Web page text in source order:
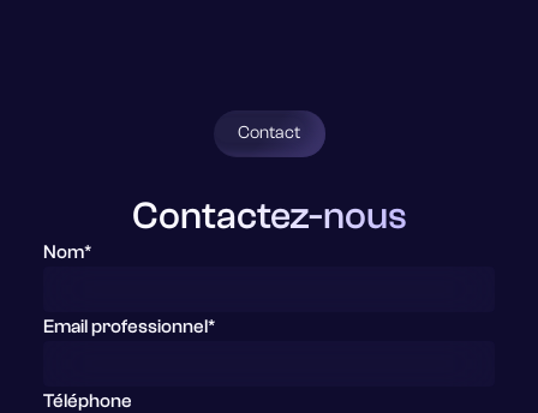
Contact
Contactez-nous
Nom*
Email professionnel*
Téléphone